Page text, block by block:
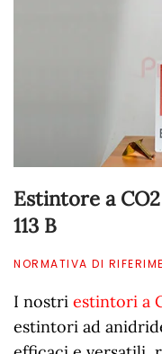
Estintore a
113 B
NORMATIVA DI
I nostri estintori a
estintori ad